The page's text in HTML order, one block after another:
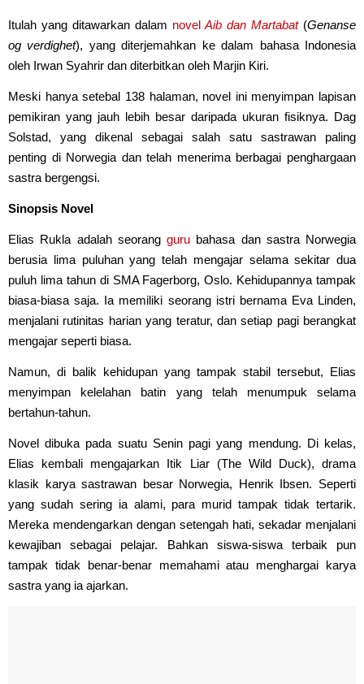
Itulah yang ditawarkan dalam novel Aib dan Martabat(Genanse
og verdighet), yang diterjemahkan ke dalam bahasa Indonesia
oleh Irwan Syahrir dan diterbitkan oleh Marjin Kiri.
Meski hanya setebal 138 halaman, novel ini menyimpan lapisan
pemikiran yang jauh lebih besar daripada ukuran fisiknya. Dag
Solstad, yang dikenal sebagai salah satu sastrawan paling
penting di Norwegia dan telah menerima berbagai penghargaan
sastra bergengsi.
Sinopsis Novel
Elias Rukla adalah seorang guru bahasa dan sastra Norwegia
berusia lima puluhan yang telah mengajar selama sekitar dua
puluh lima tahun di SMA Fagerborg, Oslo. Kehidupannya tampak
biasa-biasa saja. Ia memiliki seorang istri bernama Eva Linden,
menjalani rutinitas harian yang teratur, dan setiap pagi berangkat
mengajar seperti biasa.
Namun, di balik kehidupan yang tampak stabil tersebut, Elias
menyimpan kelelahan batin yang telah menumpuk selama
bertahun-tahun.
Novel dibuka pada suatu Senin pagi yang mendung. Di kelas,
Elias kembali mengajarkan Itik Liar (The Wild Duck), drama
klasik karya sastrawan besar Norwegia, Henrik Ibsen. Seperti
yang sudah sering ia alami, para murid tampak tidak tertarik.
Mereka mendengarkan dengan setengah hati, sekadar menjalani
kewajiban sebagai pelajar. Bahkan siswa-siswa terbaik pun
tampak tidak benar-benar memahami atau menghargai karya
sastra yang ia ajarkan.